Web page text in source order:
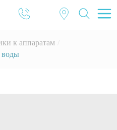
к аппаратам
воды